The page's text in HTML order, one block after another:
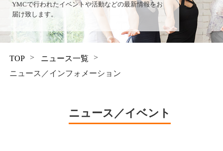
YMCで行われたイベントや活動などの最新情報をお
届け致します。
TOP
ニュース一覧
ニュース／インフォメーション
ニュース／イベント